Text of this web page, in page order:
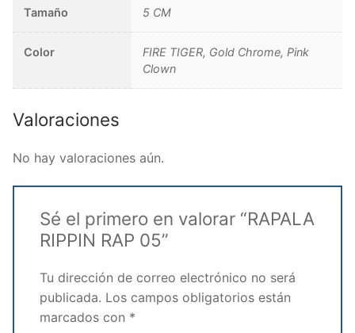
Tamaño 5 CM
Color
FIRE TIGER, Gold Chrome, Pink
Clown
Valoraciones
No hay valoraciones aún.
Sé el primero en valorar “RAPALA
RIPPIN RAP 05”
Tu dirección de correo electrónico no será
publicada. Los campos obligatorios están
marcados con *